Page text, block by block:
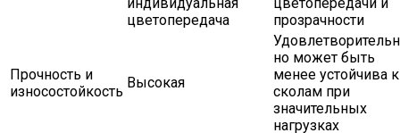
цветопередача
прозрачности
Прочность и
износостойкость
Высокая
но может быть
менее устойчива к
сколам при
значительных
нагрузках